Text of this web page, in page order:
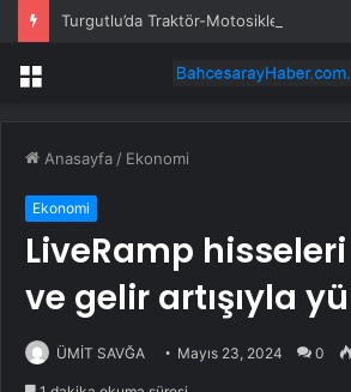
Turgutlu’da Traktör-Motosiklet Kazası
Menü
Anasayfa / Ekonomi
Ekonomi
LiveRamp
ve gelir artışıyla
ÜMİT SAVĞA Mayıs 23, 2024 0